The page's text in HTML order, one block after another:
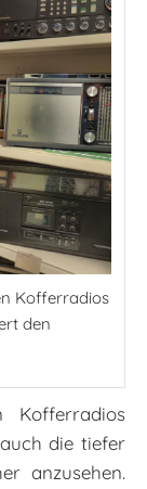
Kofferradios
den
Kofferradios
die tiefer
anzusehen.